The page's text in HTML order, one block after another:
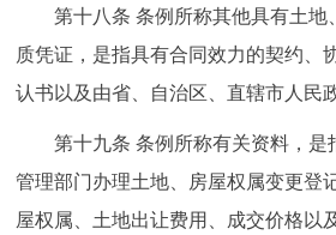
第十八条 条例所称其他具有土地
质凭证，是指具有合同效力的契约、
认书以及由省、自治区、直辖市人民
第十九条 条例所称有关资料，是
管理部门办理土地、房屋权属变更登
屋权属、土地出让费用、成交价格以